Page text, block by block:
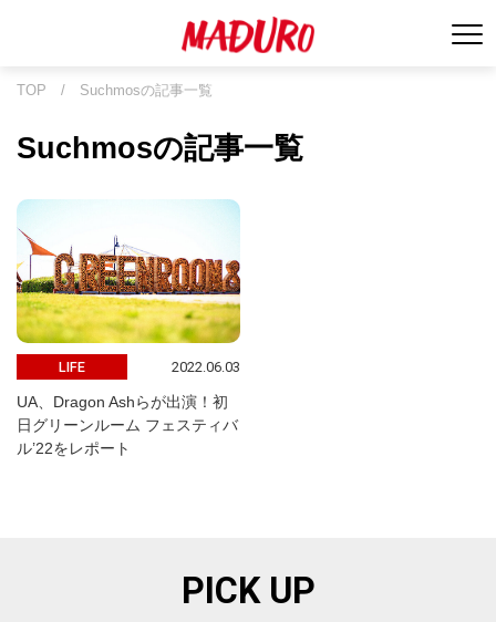
TOP / Suchmosの記事一覧
Suchmosの記事一覧
LIFE 2022.06.03
UA、Dragon Ashらが出演！初
日グリーンルーム フェスティバ
ル’22をレポート
PICK UP